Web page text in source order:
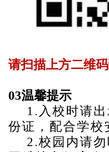
请扫描上方二维
03温馨提示
1.入校时请
份证，配合学校
2.校园内请